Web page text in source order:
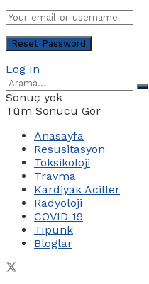
Log In
Sonuç yok
Tüm Sonucu Gör
Anasayfa
Resusitasyon
Toksikoloji
Travma
Kardiyak Aciller
Radyoloji
COVID 19
Tıpunk
Bloglar